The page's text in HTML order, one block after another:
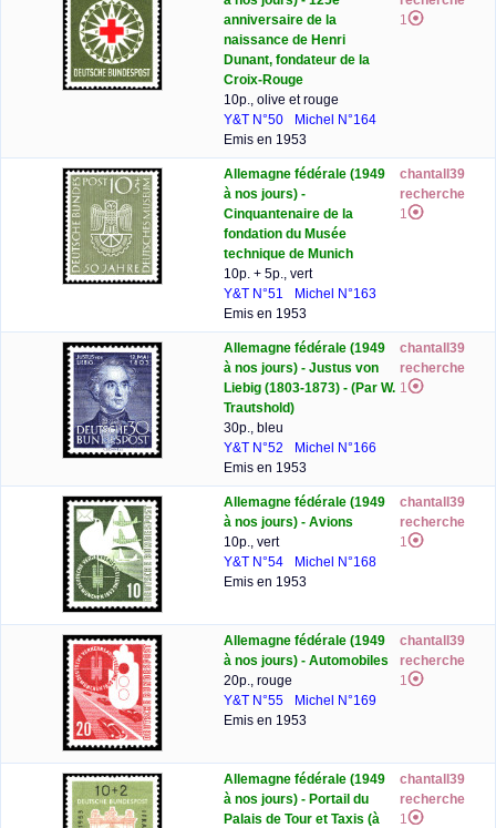
anniversaire de la
naissance de Henri
Dunant, fondateur de la
Croix-Rouge
10p., olive et rouge
Y&T N°50
Michel N°164
Emis en 1953
1
Allemagne fédérale (1949
à nos jours) -
Cinquantenaire de la
fondation du Musée
technique de Munich
10p. + 5p., vert
Y&T N°51
Michel N°163
Emis en 1953
chantall39
recherche
1
Allemagne fédérale (1949
à nos jours) - Justus von
Liebig (1803-1873) - (Par W.
Trautshold)
30p., bleu
Y&T N°52
Michel N°166
Emis en 1953
chantall39
recherche
1
Allemagne fédérale (1949
à nos jours) - Avions
10p., vert
Y&T N°54
Michel N°168
Emis en 1953
chantall39
recherche
1
Allemagne fédérale (1949
à nos jours) - Automobiles
20p., rouge
Y&T N°55
Michel N°169
Emis en 1953
chantall39
recherche
1
Allemagne fédérale (1949
à nos jours) - Portail du
Palais de Tour et Taxis (à
chantall39
recherche
1